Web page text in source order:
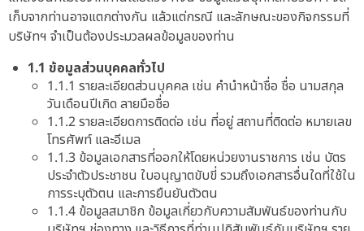
เก็บจากท่านอาจแตกต่างกัน แล้วแต่กรณี และลักษณะของกิจกรรมที่
บริษัทฯ จำเป็นต้องประมวลผลข้อมูลของท่าน
1.1 ข้อมูลส่วนบุคคลทั่วไป
1.1.1 รายละเอียดส่วนบุคคล เช่น คำนำหน้าชื่อ ชื่อ นามสกุล
วันเดือนปีเกิด ลายมือชื่อ
1.1.2 รายละเอียดการติดต่อ เช่น ที่อยู่ สถานที่ติดต่อ หมายเลข
โทรศัพท์ และอีเมล
1.1.3 ข้อมูลเอกสารที่ออกให้โดยหน่วยงานราชการ เช่น บัตร
ประจำตัวประชาชน ใบอนุญาตขับขี่ รวมถึงเอกสารอื่นใดที่ใช้ใน
การระบุตัวตน และการยืนยันตัวตน
1.1.4 ข้อมูลสมาชิก ข้อมูลเกี่ยวกับความสัมพันธ์ของท่านกับ